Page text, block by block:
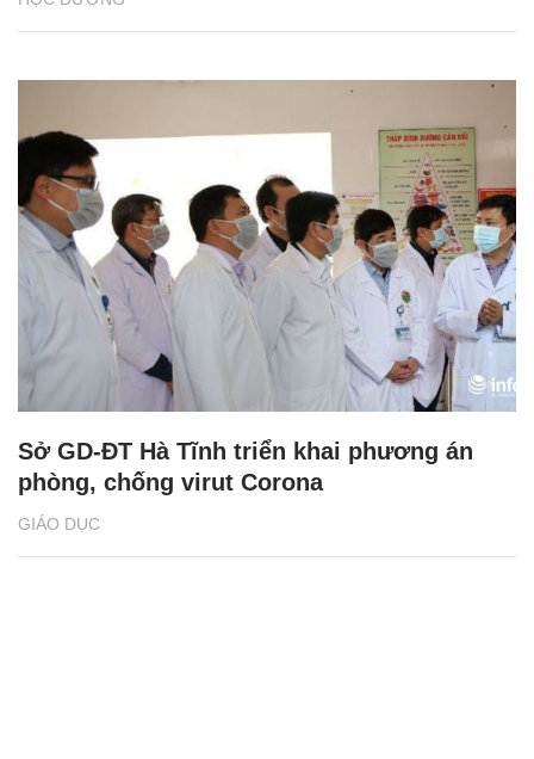
GIÁO DỤC
Sở GD-ĐT Hà Tĩnh triển khai phương án
phòng, chống virut Corona